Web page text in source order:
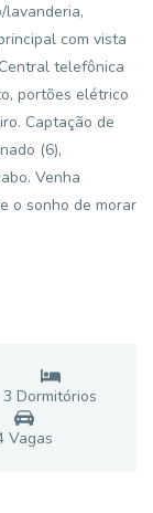
lavanderia,
com vista
telefônica
portões elétrico
Captação de
(6),
Venha
o sonho de morar
3 Dormitórios
Vagas